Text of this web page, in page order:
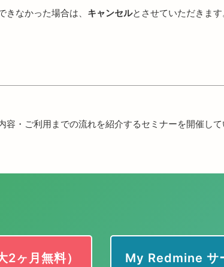
なかった場合は、 キャンセルとさせていただきます
・ご利用までの流れを紹介するセミナーを開催して
2ヶ月無料） My Redmine サ